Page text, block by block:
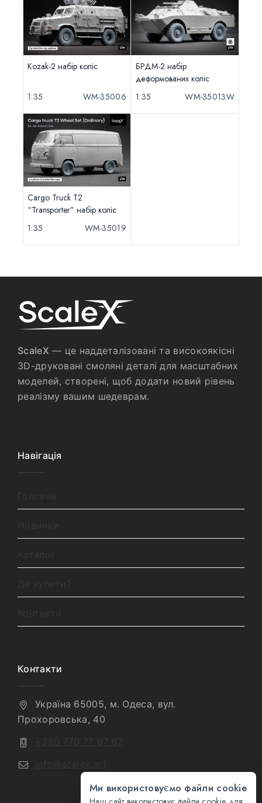
Kozak-2 набір коліс
1:35 WM-35006
БРДМ-2 набір
деформованих коліс
1:35
WM-35013W
Cargo Truck T2
“Transporter” набір коліс
1:35
WM-35019
ScaleX — це наддеталізовані та високоякісні
3D-друковані смоляні деталі для масштабних
моделей, створені, щоб додати новий рівень
реалізму вашим шедеврам.
Навігація
Контакти
Україна 65005, м. Одеса, вул.
Прохоровська, 40
Ми використовуємо файли cookie